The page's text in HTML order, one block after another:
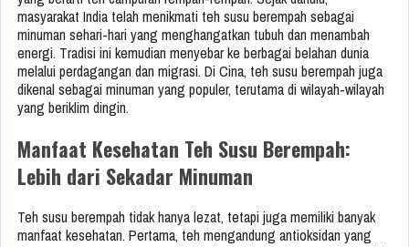
masyarakat India telah menikmati teh susu berempah sebagai
minuman sehari-hari yang menghangatkan tubuh dan menambah
energi. Tradisi ini kemudian menyebar ke berbagai belahan dunia
melalui perdagangan dan migrasi. Di Cina, teh susu berempah juga
dikenal sebagai minuman yang populer, terutama di wilayah-wilayah
yang beriklim dingin.
Manfaat Kesehatan Teh Susu Berempah:
Lebih dari Sekadar Minuman
Teh susu berempah tidak hanya lezat, tetapi juga memiliki banyak
manfaat kesehatan. Pertama, teh mengandung antioksidan yang